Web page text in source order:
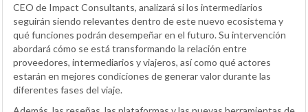
CEO de Impact Consultants, analizará si los intermediarios
seguirán siendo relevantes dentro de este nuevo ecosistema y
qué funciones podrán desempeñar en el futuro. Su intervención
abordará cómo se está transformando la relación entre
proveedores, intermediarios y viajeros, así como qué actores
estarán en mejores condiciones de generar valor durante las
diferentes fases del viaje.